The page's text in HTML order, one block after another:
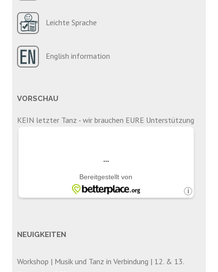
Leichte Sprache
English information
VORSCHAU
KEIN letzter Tanz - wir brauchen EURE Unterstützung
NEUIGKEITEN
Workshop | Musik und Tanz in Verbindung | 12. & 13.